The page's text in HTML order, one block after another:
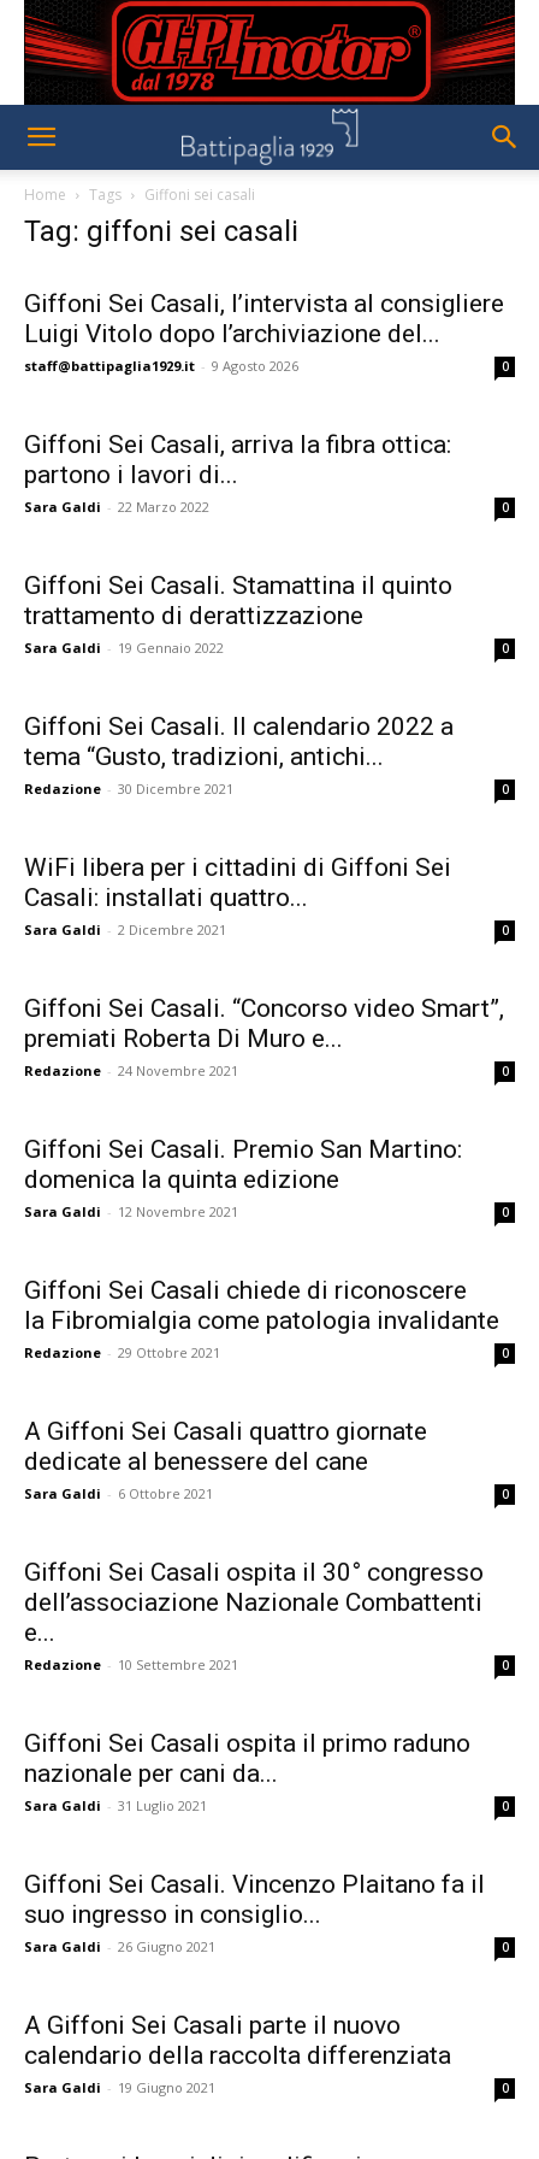
Home Tags Giffoni sei casali
Tag: giffoni sei casali
Giffoni Sei Casali, l’intervista al consigliere
Luigi Vitolo dopo l’archiviazione del...
staff@battipaglia1929.it - 9 Agosto 2026 0
Giffoni Sei Casali, arriva la fibra ottica:
partono i lavori di...
Sara Galdi - 22 Marzo 2022 0
Giffoni Sei Casali. Stamattina il quinto
trattamento di derattizzazione
Sara Galdi - 19 Gennaio 2022 0
Giffoni Sei Casali. Il calendario 2022 a
tema “Gusto, tradizioni, antichi...
Redazione - 30 Dicembre 2021 0
WiFi libera per i cittadini di Giffoni Sei
Casali: installati quattro...
Sara Galdi - 2 Dicembre 2021 0
Giffoni Sei Casali. “Concorso video Smart”,
premiati Roberta Di Muro e...
Redazione - 24 Novembre 2021 0
Giffoni Sei Casali. Premio San Martino:
domenica la quinta edizione
Sara Galdi - 12 Novembre 2021 0
Giffoni Sei Casali chiede di riconoscere
la Fibromialgia come patologia invalidante
Redazione - 29 Ottobre 2021 0
A Giffoni Sei Casali quattro giornate
dedicate al benessere del cane
Sara Galdi - 6 Ottobre 2021 0
Giffoni Sei Casali ospita il 30° congresso
dell’associazione Nazionale Combattenti
e...
Redazione - 10 Settembre 2021 0
Giffoni Sei Casali ospita il primo raduno
nazionale per cani da...
Sara Galdi - 31 Luglio 2021 0
Giffoni Sei Casali. Vincenzo Plaitano fa il
suo ingresso in consiglio...
Sara Galdi - 26 Giugno 2021 0
A Giffoni Sei Casali parte il nuovo
calendario della raccolta differenziata
Sara Galdi - 19 Giugno 2021 0